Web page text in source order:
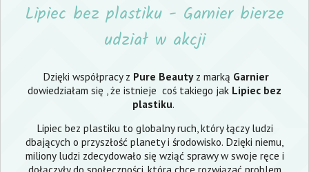
Lipiec bez plastiku - Garnier bierze
udział w akcji
Dzięki współpracy z Pure Beautyz marką Garnier
dowiedziałam się , że istnieje coś takiego jak Lipiec bez
plastiku.
Lipiec bez plastiku to globalny ruch, który łączy ludzi
dbających o przyszłość planety i środowisko. Dzięki niemu,
miliony ludzi zdecydowało się wziąć sprawy w swoje ręce i